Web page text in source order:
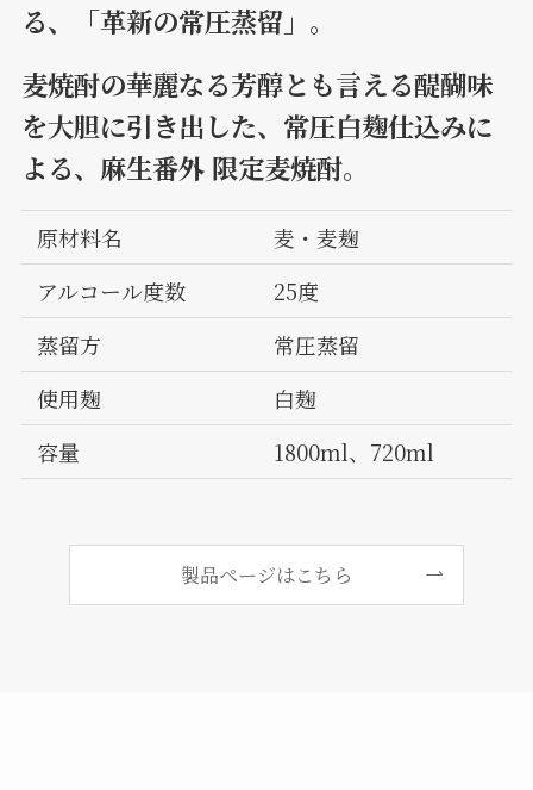
る、「革新の常圧蒸留」。
麦焼酎の華麗なる芳醇とも言える醍醐味
を大胆に引き出した、常圧白麹仕込みに
よる、麻生番外 限定麦焼酎。
原材料名
麦・麦麹
アルコール度数
25度
蒸留方
常圧蒸留
使用麹
白麹
容量
1800ml、720ml
製品ページはこちら